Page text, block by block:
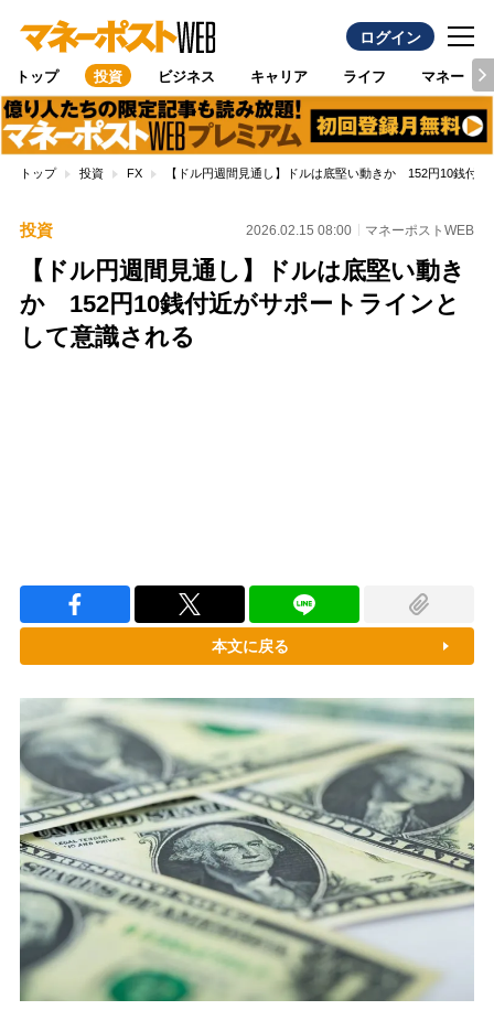
ログイン
トップ 投資 ビジネス キャリア ライフ マネー
トップ 投資 FX 【ドル円週間見通し】ドルは底堅い動きか 152円10銭付
投資 2026.02.15 08:00 マネーポストWEB
【ドル円週間見通し】ドルは底堅い動き
か 152円10銭付近がサポートラインと
して意識される
本文に戻る